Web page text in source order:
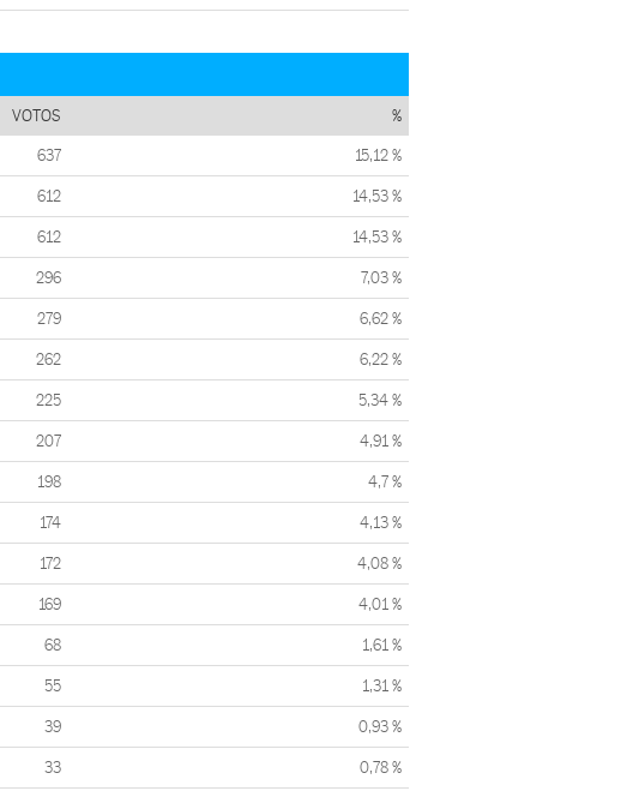
VOTOS %
637 15,12 %
612 14,53 %
612 14,53 %
296 7,03 %
279 6,62 %
262 6,22 %
225 5,34 %
207 4,91 %
198 4,7 %
174 4,13 %
172 4,08 %
169 4,01 %
68 1,61 %
55 1,31 %
39 0,93 %
33 0,78 %